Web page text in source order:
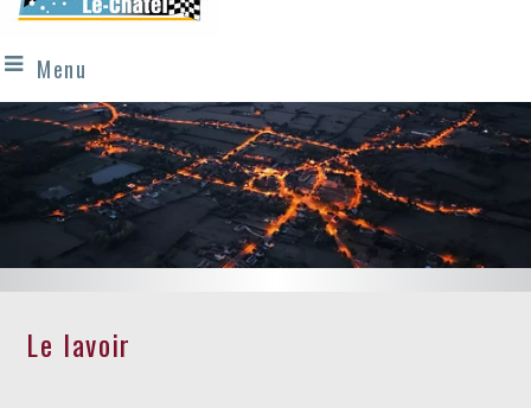
Menu
Un village festif
avec ses fêtes et commémorations...
A proximité du
circuit de Magny-Cours
Le lavoir